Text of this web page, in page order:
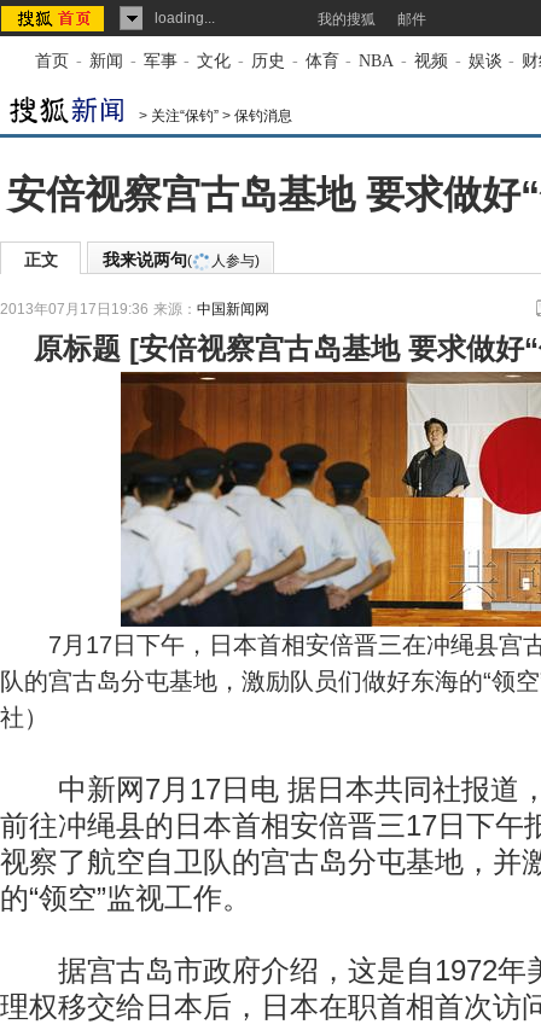
loading... 我的搜狐 邮件
首页 - 新闻 - 军事 - 文化 - 历史 - 体育 - NBA - 视频 - 娱谈 -
> 关注“保钓” > 保钓消息
安倍视察宫古岛基地 要求做好
正文 我来说两句( 人参与)
2013年07月17日19:36 来源： 中国新闻网
原标题 [安倍视察宫古岛基地 要求做好
7月17日下午，日本首相安倍晋三在冲绳县宫
队的宫古岛分屯基地，激励队员们做好东海的“领
社）
中新网7月17日电 据日本共同社报道
前往冲绳县的日本首相安倍晋三17日下午
视察了航空自卫队的宫古岛分屯基地，并
的“领空”监视工作。
据宫古岛市政府介绍，这是自1972年
理权移交给日本后，日本在职首相首次访